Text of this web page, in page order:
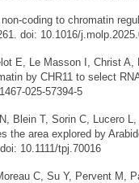
coding to chromatin
doi: 10.1016/
Le Masson I, Christ A,
by CHR11 to select
025-57394-5
T, Sorin C, Lucero L,
the area explored by
10.1111/tpj.70016
C, Su Y, Pervent M,